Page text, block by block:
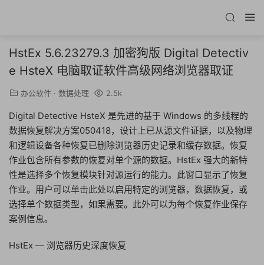
HstEx 5.6.23279.3 加密狗版 Digital Detectiv
e HsteX 电脑取证软件高级网络浏览器取证
办公软件 · 数据处理 2.5k
Digital Detective HsteX 是先进的基于 Windows 的多线程的
数据恢复解决方案050418，设计上已从源文件证据，以及物理
和逻辑设备各种恢复已删除浏览器历史记录和缓存数据。恢复
作业包含所有参数的恢复对单个源的数据。HstEx 强大的新特
性是选择多个恢复模块针对源运行的能力。此窗口显示了恢复
作业。用户可以单击此处以启用特定的浏览器，数据恢复，或
选择单个数据类型，如果需要。此外可以为每个恢复作业保存
案例信息。
HstEx — 浏览器历史深度恢复